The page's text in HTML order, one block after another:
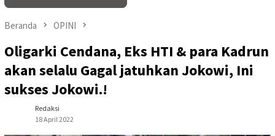
Beranda OPINI
Oligarki Cendana, Eks HTI & para Kadrun
akan selalu Gagal jatuhkan Jokowi, Ini
sukses Jokowi.!
Redaksi
18 April 2022